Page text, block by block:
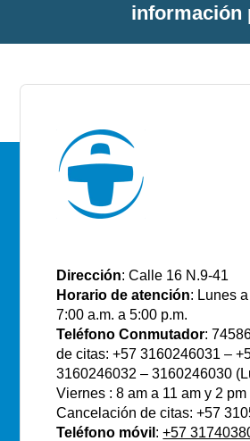
información
Dirección: Calle 16 N.9-41
Horario de atención: Lunes
7:00 a.m. a 5:00 p.m.
Teléfono Conmutador:
de citas: +57 3160246031 –
3160246032 – 3160246030
Viernes : 8 am a 11 am y 2 pm
Cancelación de citas: +57
Teléfono móvil :+57